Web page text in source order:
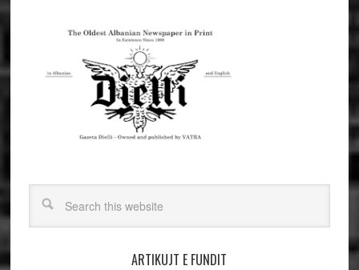
ARTIKUJT E FUNDIT